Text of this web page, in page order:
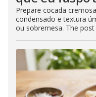
Prepare cocada
condensado e textura
ou sobremesa. The post